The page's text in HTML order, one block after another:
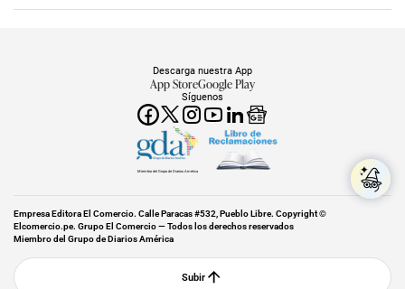
Síguenos
Descarga nuestra App
App StoreGoogle Play
Miembro del Grupo de Diarios América
Empresa Editora El Comercio. Calle Paracas #532, Pueblo Libre. Copyright ©
Elcomercio.pe. Grupo El Comercio — Todos los derechos reservados
Miembro del Grupo de Diarios América
Subir